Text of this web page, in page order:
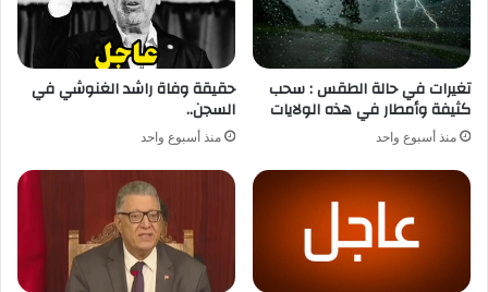
تغيرات في حالة الطقس : سحب
كثيفة وأمطار في هذه الولايات
منذ أسبوع واحد
حقيقة وفاة راشد الغنوشي في
السجن..
منذ أسبوع واحد